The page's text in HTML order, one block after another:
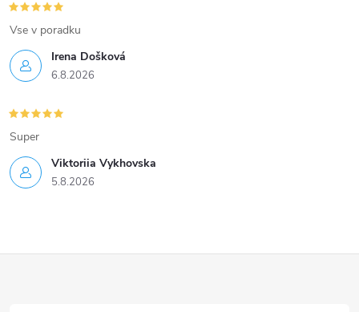
Irena Došková
6.8.2026
Vse v poradku
Viktoriia Vykhovska
5.8.2026
Super